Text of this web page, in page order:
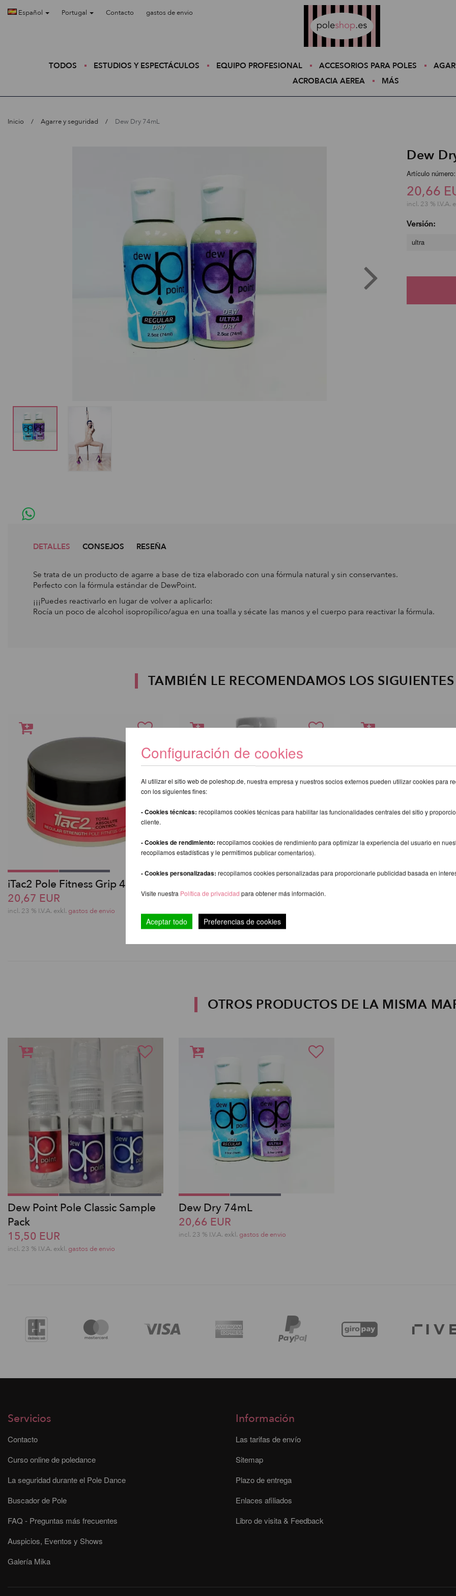
Español Portugal Contacto gastos de envio
TODOS ESTUDIOS Y ESPECTÁCULOS EQUIPO PROFESIONAL ACCESORIOS PARA POLES
ACROBACIA AEREA
MÁS
Inicio Agarre y seguridad Dew Dry 74mL
Dew
Artículo
20,66
incl. 23 % I.V.A.
Versión:
ultra
DETALLES CONSEJOS RESEÑA
Se trata de un producto de agarre a base de tiza elaborado con una fórmula natural y sin conservantes.
Perfecto con la fórmula estándar de DewPoint.
¡¡¡Puedes reactivarlo en lugar de volver a aplicarlo:
Rocía un poco de alcohol isopropílico/agua en una toalla y sécate las manos y el cuerpo para reactivar la fórmula.
TAMBIÉN LE RECOMENDAMOS LOS
iTac2 Pole Fitness Grip 45 g
20,67 EUR
incl. 23 % I.V.A. exkl. gastos de envio
20,67 EUR
OTROS PRODUCTOS DE LA MISMA
Dew Point Pole Classic Sample
Pack
15,50 EUR
incl. 23 % I.V.A. exkl. gastos de envio
Dew Dry 74mL
20,66 EUR
incl. 23 % I.V.A. exkl. gastos de envio
Servicios
Contacto
Curso online de poledance
La seguridad durante el Pole Dance
Buscador de Pole
FAQ - Preguntas más frecuentes
Auspicios, Eventos y Shows
Galería Mika
Información
Las tarifas de envío
Sitemap
Plazo de entrega
Enlaces afiliados
Libro de visita & Feedback
Configuración de cookies
Al utilizar el sitio web de poleshop.de, nuestra empresa y nuestros socios externos pueden utilizar cookies para
con los siguientes fines:
- Cookies técnicas: recopilamos cookies técnicas para habilitar las funcionalidades centrales del sitio y
cliente.
- Cookies de rendimiento: recopilamos cookies de rendimiento para optimizar la experiencia del usuario en
recopilamos estadísticas y le permitimos publicar comentarios).
- Cookies personalizadas: recopilamos cookies personalizadas para proporcionarle publicidad basada en
Visite nuestra Política de privacidad para obtener más información.
Aceptar todo Preferencias de cookies